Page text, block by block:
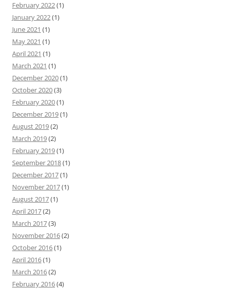
February 2022(1)
January 2022(1)
June 2021 (1)
May 2021 (1)
April 2021 (1)
March 2021 (1)
December 2020(1)
October 2020(3)
February 2020(1)
December 2019(1)
August 2019(2)
March 2019(2)
February 2019(1)
September 2018(1)
December 2017(1)
November 2017(1)
August 2017(1)
April 2017(2)
March 2017(3)
November 2016(2)
October 2016(1)
April 2016(1)
March 2016(2)
February 2016(4)